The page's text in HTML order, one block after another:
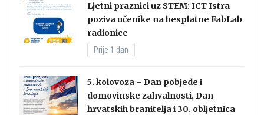
Ljetni praznici uz STEM: ICT Istra
poziva učenike na besplatne FabLab
radionice
Prije 1 dan
5. kolovoza – Dan pobjede i
domovinske zahvalnosti, Dan
hrvatskih branitelja i 30. obljetnica